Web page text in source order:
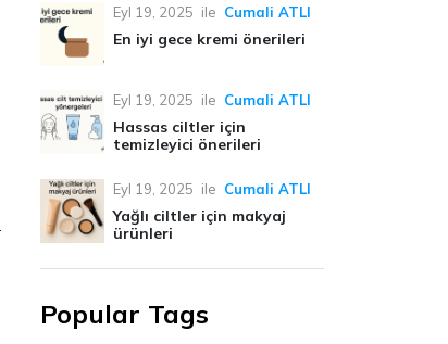
Eyl 19, 2025 ile Cumali ATLI
En iyi gece kremi önerileri
Eyl 19, 2025 ile Cumali ATLI
Hassas ciltler için
temizleyici önerileri
Eyl 19, 2025 ile Cumali ATLI
Yağlı ciltler için makyaj
ürünleri
Popular Tags